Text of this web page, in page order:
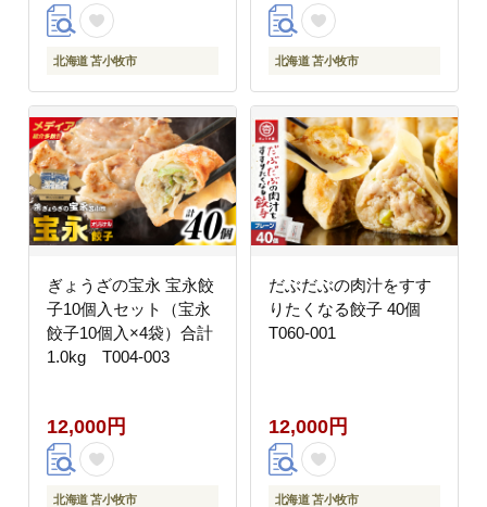
北海道 苫小牧市 北海道 苫小牧市
ぎょうざの宝永 宝永餃
子10個入セット（宝永
餃子10個入×4袋）合計
1.0kg T004-003
12,000円
北海道 苫小牧市
だぶだぶの肉汁をすす
りたくなる餃子 40個
T060-001
12,000円
北海道 苫小牧市